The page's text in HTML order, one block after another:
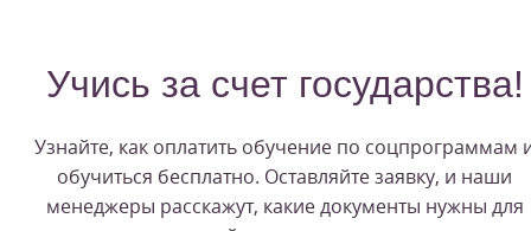
Учись за счет государства!
Узнайте, как оплатить обучение по соцпрограммам
обучиться бесплатно. Оставляйте заявку, и наши
менеджеры расскажут, какие документы нужны для